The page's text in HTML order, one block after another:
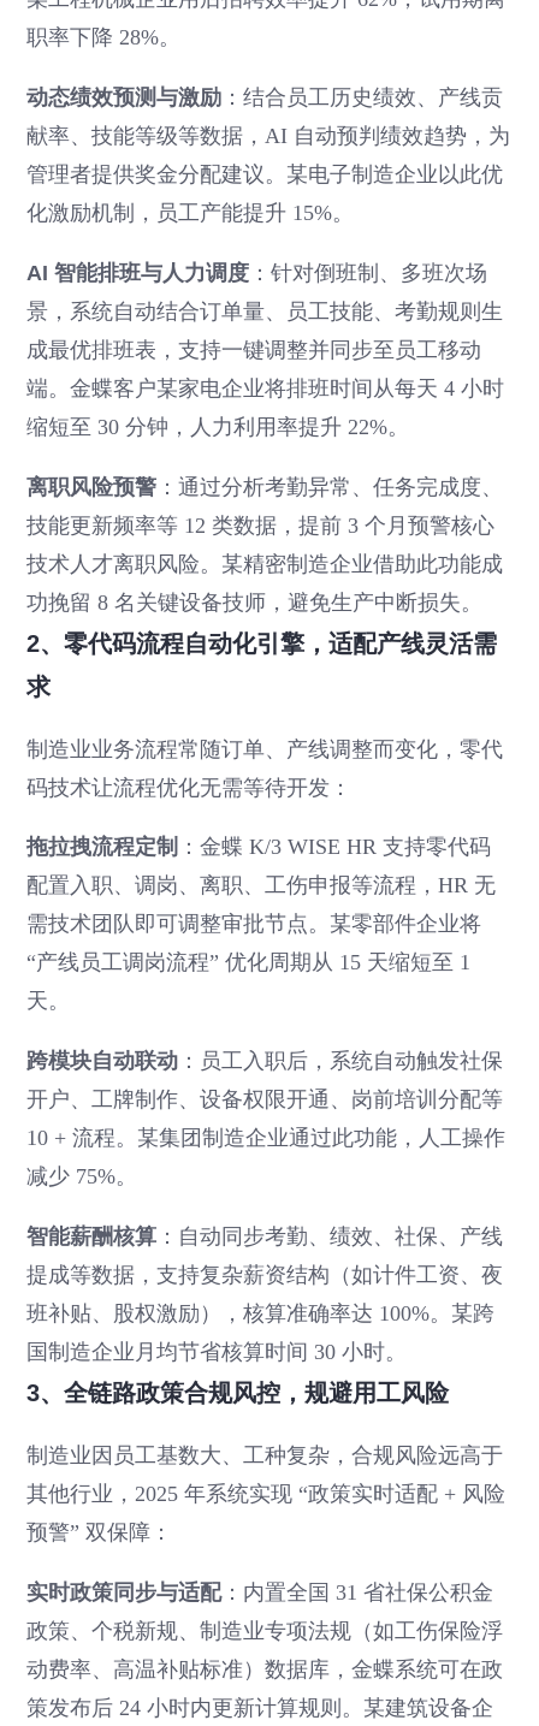
职率下降 28%。
动态绩效预测与激励 ：结合员工历史绩效、产线贡
献率、技能等级等数据，AI 自动预判绩效趋势，为
管理者提供奖金分配建议。某电子制造企业以此优
化激励机制，员工产能提升 15%。
AI 智能排班与人力调度 ：针对倒班制、多班次场
景，系统自动结合订单量、员工技能、考勤规则生
成最优排班表，支持一键调整并同步至员工移动
端。金蝶客户某家电企业将排班时间从每天 4 小时
缩短至 30 分钟，人力利用率提升 22%。
离职风险预警 ：通过分析考勤异常、任务完成度、
技能更新频率等 12 类数据，提前 3 个月预警核心
技术人才离职风险。某精密制造企业借助此功能成
功挽留 8 名关键设备技师，避免生产中断损失。
2、零代码流程自动化引擎，适配产线灵活需
求
制造业业务流程常随订单、产线调整而变化，零代
码技术让流程优化无需等待开发：
拖拉拽流程定制 ：金蝶 K/3 WISE HR 支持零代码
配置入职、调岗、离职、工伤申报等流程，HR 无
需技术团队即可调整审批节点。某零部件企业将
“产线员工调岗流程” 优化周期从 15 天缩短至 1
天。
跨模块自动联动 ：员工入职后，系统自动触发社保
开户、工牌制作、设备权限开通、岗前培训分配等
10 + 流程。某集团制造企业通过此功能，人工操作
减少 75%。
智能薪酬核算 ：自动同步考勤、绩效、社保、产线
提成等数据，支持复杂薪资结构（如计件工资、夜
班补贴、股权激励），核算准确率达 100%。某跨
国制造企业月均节省核算时间 30 小时。
3、全链路政策合规风控，规避用工风险
制造业因员工基数大、工种复杂，合规风险远高于
其他行业，2025 年系统实现 “政策实时适配 + 风险
预警” 双保障：
实时政策同步与适配：内置全国 31 省社保公积金
政策、个税新规、制造业专项法规（如工伤保险浮
动费率、高温补贴标准）数据库，金蝶系统可在政
策发布后 24 小时内更新计算规则。某建筑设备企